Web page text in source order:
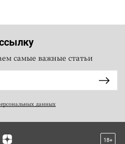
самые важные статьи
данных
18+